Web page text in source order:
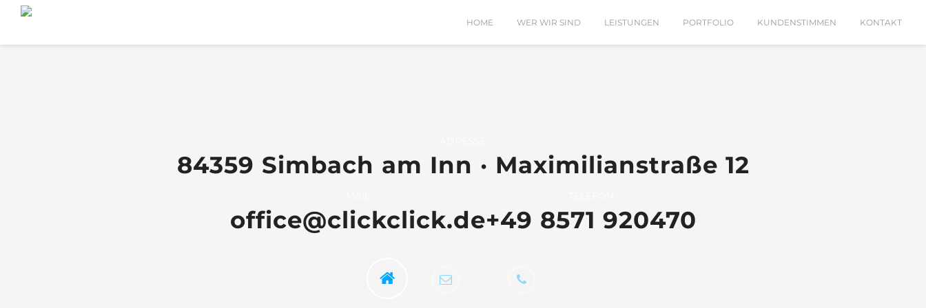
HOME WER WIR SIND LEISTUNGEN PORTFOLIO KUNDENSTIMMEN KONTAKT
84359 Simbach am Inn · Maximilianstraße 12
office@clickclick.de+49 8571 920470